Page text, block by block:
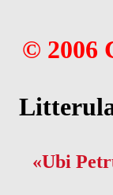
© 2006
«Ubi